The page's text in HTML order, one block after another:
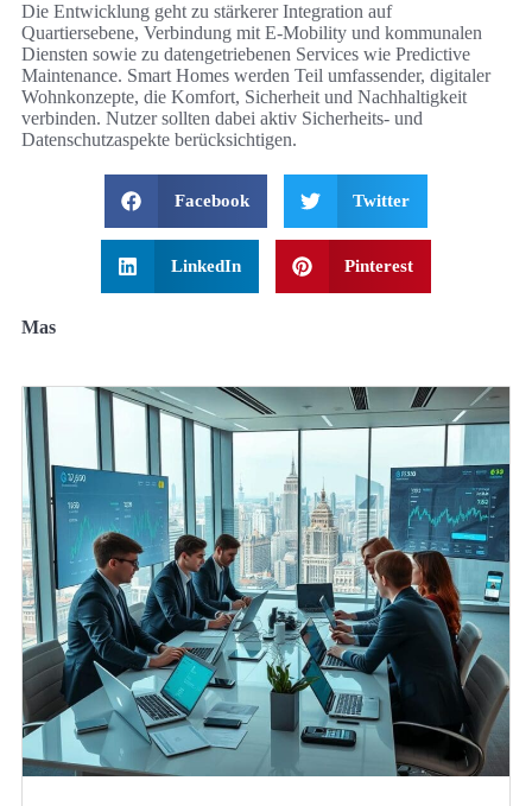
Die Entwicklung geht zu stärkerer Integration auf
Quartiersebene, Verbindung mit E‑Mobility und kommunalen
Diensten sowie zu datengetriebenen Services wie Predictive
Maintenance. Smart Homes werden Teil umfassender, digitaler
Wohnkonzepte, die Komfort, Sicherheit und Nachhaltigkeit
verbinden. Nutzer sollten dabei aktiv Sicherheits‑ und
Datenschutzaspekte berücksichtigen.
Facebook Twitter
LinkedIn Pinterest
Mas